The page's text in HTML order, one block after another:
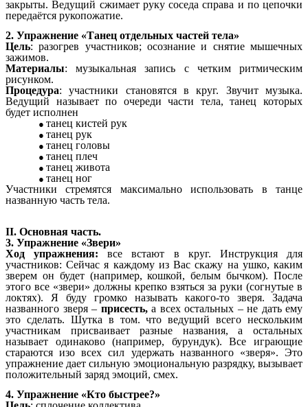
закрыты. Ведущий сжимает руку соседа справа и по цепочки
передаётся рукопожатие.
2. Упражнение «Танец отдельных частей тела»
Цель: разогрев участников; осознание и снятие мышечных
зажимов.
Материалы: музыкальная запись с четким ритмическим
рисунком.
Процедура: участники становятся в круг. Звучит музыка.
Ведущий называет по очереди части тела, танец которых
будет исполнен
танец кистей рук
танец рук
танец головы
танец плеч
танец живота
танец ног
Участники стремятся максимально использовать в танце
названную часть тела.
II. Основная часть.
3. Упражнение «Звери»
Ход упражнения: все встают в круг. Инструкция для
участников: Сейчас я каждому из Вас скажу на ушко, каким
зверем он будет (например, кошкой, белым бычком). После
этого все «звери» должны крепко взяться за руки (согнутые в
локтях). Я буду громко называть какого-то зверя. Задача
названного зверя – присесть, а всех остальных – не дать ему
это сделать. Шутка в том. что ведущий всего нескольким
участникам присваивает разные названия, а остальных
называет одинаково (например, бурундук). Все играющие
стараются изо всех сил удержать названного «зверя». Это
упражнение дает сильную эмоциональную разрядку, вызывает
положительный заряд эмоций, смех.
4. Упражнение «Кто быстрее?»